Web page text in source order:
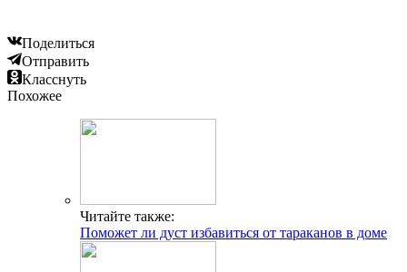
Поделиться
Отправить
Класснуть
Похожее
Читайте также:
Поможет ли дуст избавиться от тараканов в доме